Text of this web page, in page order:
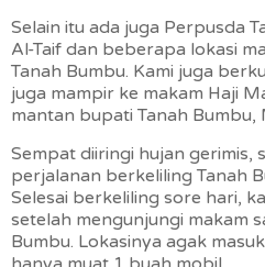
Selain itu ada juga Perpusda
Al-Taif dan beberapa lokasi
Tanah Bumbu. Kami juga
juga mampir ke makam Haji
mantan bupati Tanah Bumbu,
Sempat diiringi hujan gerimis,
perjalanan berkeliling Tanah
Selesai berkeliling sore hari,
setelah mengunjungi makam
Bumbu. Lokasinya agak